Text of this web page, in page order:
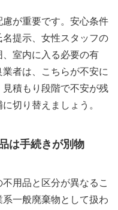
が重要です。安心条件
提示、女性スタッフの
室内に入る必要の有
者は、こちらが不安に
積もり段階で不安が残
切り替えましょう。
は手続きが別物
用品と区分が異なるこ
一般廃棄物として扱わ